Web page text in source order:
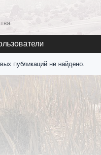
публикаций не найдено.